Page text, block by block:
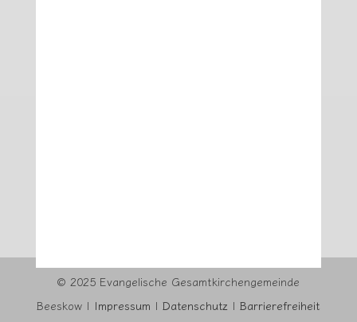
© 2025 Evangelische Gesamtkirchengemeinde
Beeskow | Impressum |Datenschutz |Barrierefreiheit